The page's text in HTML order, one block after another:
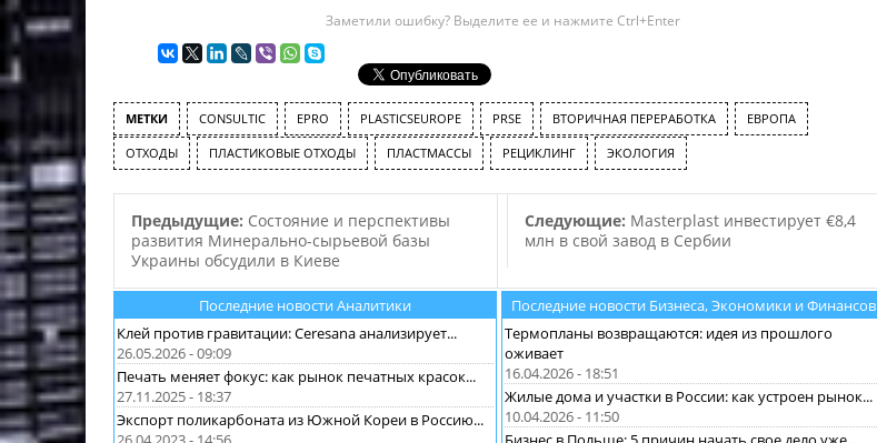
называют Лаборатория по
помочь достигнуть
поставленных компанией
целей. Как заявил
генеральный директор Suez
Кауссаде:…
Заметили ошибку? Выделите ее и нажмите Ctrl+Enter
МЕТКИ CONSULTIC EPRO PLASTICSEUROPE PRSE ВТОРИЧНАЯ ПЕРЕРАБОТКА ЕВРОПА
ОТХОДЫ ПЛАСТИКОВЫЕ ОТХОДЫ ПЛАСТМАССЫ РЕЦИКЛИНГ ЭКОЛОГИЯ
Предыдущие: Состояние и перспективы
развития Минерально-сырьевой базы
Украины обсудили в Киеве
Следующие: Masterplast инвестирует €8,4
млн в свой завод в Сербии
Последние новости Аналитики
Клей против гравитации: Ceresana анализирует...
26.05.2026 - 09:09
Печать меняет фокус: как рынок печатных красок...
27.11.2025 - 18:37
Экспорт поликарбоната из Южной Кореи в Россию...
Последние новости Бизнеса, Экономики и Финансов
Термопланы возвращаются: идея из прошлого
оживает
16.04.2026 - 18:51
Жилые дома и участки в России: как устроен рынок...
10.04.2026 - 11:50